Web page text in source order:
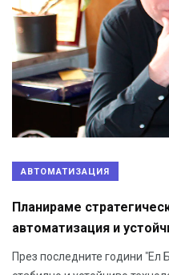
АВТОМАТИЗАЦИЯ
Планираме
автоматизация и
През последните години